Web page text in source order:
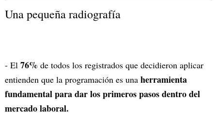
Una pequeña radiografía
- El 76% de todos los registrados que decidieron aplicar
entienden que la programación es una herramienta
fundamental para dar los primeros pasos dentro del
mercado laboral.